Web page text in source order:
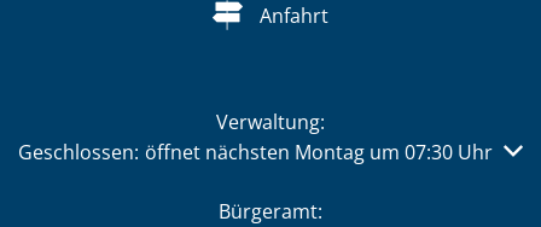
Anfahrt
Verwaltung:
Klicken, um weitere Öffnungs- oder Schließzeiten
Geschlossen: öffnet nächsten Montag um 07:30 Uhr
Bürgeramt: